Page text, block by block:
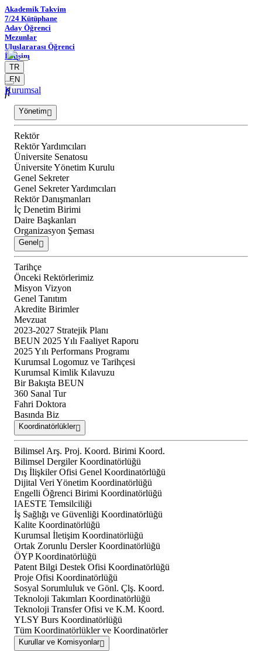
Akademik Takvim
7/24 Kütüphane
Aday Öğrenci
Mezunlar
Uluslararası Öğrenci
İletişim
TR
EN
Kurumsal
Yönetim
Rektör
Rektör Yardımcıları
Üniversite Senatosu
Üniversite Yönetim Kurulu
Genel Sekreter
Genel Sekreter Yardımcıları
Rektör Danışmanları
İç Denetim Birimi
Daire Başkanları
Organizasyon Şeması
Genel
Tarihçe
Önceki Rektörlerimiz
Misyon Vizyon
Genel Tanıtım
Akredite Birimler
Mevzuat
2023-2027 Stratejik Planı
BEUN 2025 Yılı Faaliyet Raporu
2025 Yılı Performans Programı
Kurumsal Logomuz ve Tarihçesi
Kurumsal Kimlik Kılavuzu
Bir Bakışta BEUN
360 Sanal Tur
Fahri Doktora
Basında Biz
Koordinatörlükler
Bilimsel Arş. Proj. Koord. Birimi Koord.
Bilimsel Dergiler Koordinatörlüğü
Dış İlişkiler Ofisi Genel Koordinatörlüğü
Dijital Veri Yönetim Koordinatörlüğü
Engelli Öğrenci Birimi Koordinatörlüğü
IAESTE Temsilciliği
İş Sağlığı ve Güvenliği Koordinatörlüğü
Kalite Koordinatörlüğü
Kurumsal İletişim Koordinatörlüğü
Ortak Zorunlu Dersler Koordinatörlüğü
ÖYP Koordinatörlüğü
Patent Bilgi Destek Ofisi Koordinatörlüğü
Proje Ofisi Koordinatörlüğü
Sosyal Sorumluluk ve Gönl. Çlş. Koord.
Teknoloji Takımları Koordinatörlüğü
Teknoloji Transfer Ofisi ve K.M. Koord.
YLSY Burs Koordinatörlüğü
Tüm Koordinatörlükler ve Koordinatörler
Kurullar ve Komisyonlar